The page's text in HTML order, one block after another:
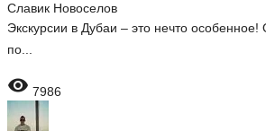
Славик Новоселов
Экскурсии в Дубаи – это нечто особенное!
по...
 7986